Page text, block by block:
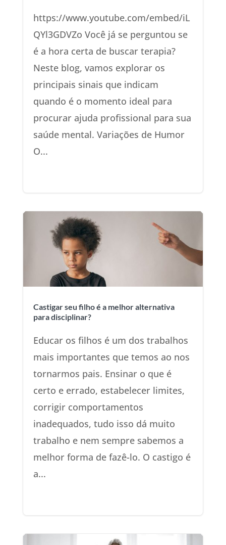
https://www.youtube.com/embed/iL
QYl3GDVZo Você já se perguntou se
é a hora certa de buscar terapia?
Neste blog, vamos explorar os
principais sinais que indicam
quando é o momento ideal para
procurar ajuda profissional para sua
saúde mental. Variações de Humor
O...
Castigar seu filho é a melhor alternativa
para disciplinar?
Educar os filhos é um dos trabalhos
mais importantes que temos ao nos
tornarmos pais. Ensinar o que é
certo e errado, estabelecer limites,
corrigir comportamentos
inadequados, tudo isso dá muito
trabalho e nem sempre sabemos a
melhor forma de fazê-lo. O castigo é
a...